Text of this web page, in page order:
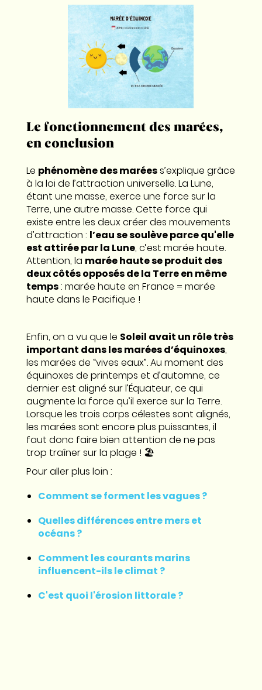
Le fonctionnement des marées,
en conclusion
Le phénomène des maréess’explique grâce
à la loi de l’attraction universelle. La Lune,
étant une masse, exerce une force sur la
Terre, une autre masse. Cette force qui
existe entre les deux créer des mouvements
d’attraction : l’eau se soulève parce qu'elle
est attirée par la Lune, c’est marée haute.
Attention, la marée haute se produit des
deux côtés opposés de la Terre en même
temps: marée haute en France = marée
haute dans le Pacifique !
Enfin, on a vu que le Soleil avait un rôle très
important dans les marées d’équinoxes,
les marées de “vives eaux”. Au moment des
équinoxes de printemps et d’automne, ce
dernier est aligné sur l’Équateur, ce qui
augmente la force qu’il exerce sur la Terre.
Lorsque les trois corps célestes sont alignés,
les marées sont encore plus puissantes, il
faut donc faire bien attention de ne pas
trop traîner sur la plage ! 🏖️
Pour aller plus loin :
Comment se forment les vagues ?
Quelles différences entre mers et
océans ?
Comment les courants marins
influencent-ils le climat ?
C'est quoi l'érosion littorale ?